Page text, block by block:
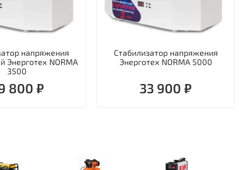
напряжения
Энерготех NORMA
3500
800 ₽
Стабилизатор напряжения
Энерготех NORMA 5000
33 900 ₽